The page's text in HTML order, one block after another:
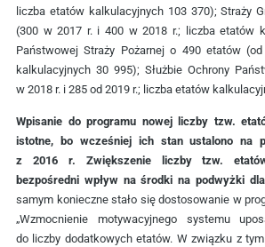
liczba etatów kalkulacyjnych 103 370); Straży
(300 w 2017 r. i 400 w 2018 r.; liczba etatów
Państwowej Straży Pożarnej o 490 etatów
kalkulacyjnych 30 995); Służbie Ochrony
w 2018 r. i 285 od 2019 r.; liczba etatów
Wpisanie do programu nowej liczby tzw.
istotne, bo wcześniej ich stan ustalono na
z 2016 r. Zwiększenie liczby tzw.
bezpośredni wpływ na środki na podwyżki
samym konieczne stało się dostosowanie w
„Wzmocnienie motywacyjnego systemu
do liczby dodatkowych etatów. W związku z